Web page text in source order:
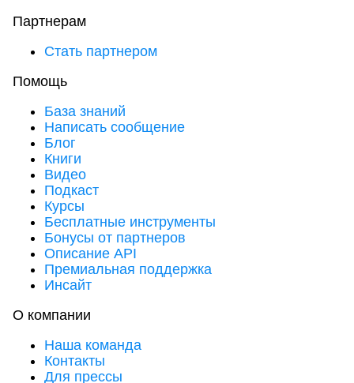
Партнерам
Стать партнером
Помощь
База знаний
Написать сообщение
Блог
Книги
Видео
Подкаст
Курсы
Бесплатные инструменты
Бонусы от партнеров
Описание API
Премиальная поддержка
Инсайт
О компании
Наша команда
Контакты
Для прессы